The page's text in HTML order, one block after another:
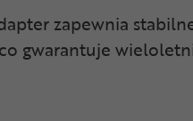
zapewnia
gwarantuje